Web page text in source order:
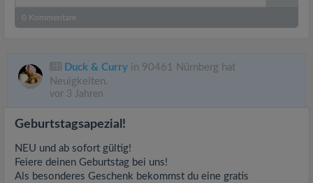
0 Kommentare
Duck & Curry in 90461 Nürnberg hat
Neuigkeiten.
vor 3 Jahren
Geburtstagsapezial!
NEU und ab sofort gültig!
Feiere deinen Geburtstag bei uns!
Als besonderes Geschenk bekommst du eine gratis